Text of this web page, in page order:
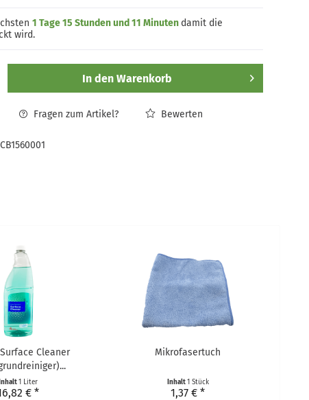
1 Tage 15 Stunden und 11 Minuten damit die
wird.
In den Warenkorb
Fragen zum Artikel? Bewerten
CB1560001
Cleaner
Inhalt1 Liter
€ *
Mikrofasertuch
Inhalt1 Stück
1,37 € *